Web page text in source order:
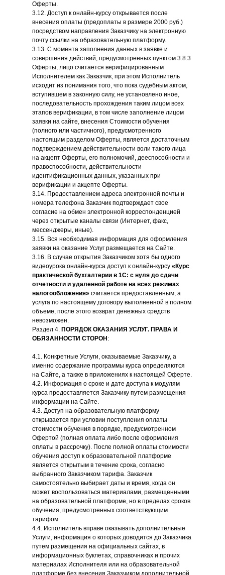
Оферты.
3.12. Доступ к онлайн-курсу открывается после
внесения оплаты (предоплаты в размере 2000 руб.)
посредством направления Заказчику на электронную
почту ссылки на образовательную платформу.
3.13. С момента заполнения данных в заявке и
совершения действий, предусмотренных пунктом 3.8.3
Оферты, лицо считается верифицированным
Исполнителем как Заказчик, при этом Исполнитель
исходит из понимания того, что пока судебным актом,
вступившем в законную силу, не установлено иное,
последовательность прохождения таким лицом всех
этапов верификации, в том числе заполнение лицом
заявки на сайте, внесения Стоимости обучения
(полного или частичного), предусмотренного
настоящим разделом Оферты, является достаточным
подтверждением действительности воли такого лица
на акцепт Оферты, его полномочий, дееспособности и
правоспособности, действительности
идентификационных данных, указанных при
верификации и акцепте Оферты.
3.14. Предоставлением адреса электронной почты и
номера телефона Заказчик подтверждает свое
согласие на обмен электронной корреспонденцией
через открытые каналы связи (Интернет, факс,
мессенджеры, иные).
3.15. Вся необходимая информация для оформления
заявки на оказание Услуг размещается на Сайте.
3.16. В случае открытия Заказчиком хотя бы одного
видеоурока онлайн-курса доступ к онлайн-курсу «Курс
практической бухгалтерии в 1С: с нуля до сдачи
отчетности и удаленной работе на всех режимах
налогообложения» считается предоставленным, а
услуга по настоящему договору выполненной в полном
объеме, после этого возврат денежных средств
невозможен.
Раздел 4. ПОРЯДОК ОКАЗАНИЯ УСЛУГ. ПРАВА И
ОБЯЗАННОСТИ СТОРОН :
4.1. Конкретные Услуги, оказываемые Заказчику, а
именно содержание программы курса определяются
на Сайте, а также в приложениях к настоящей Оферте.
4.2. Информация о сроке и дате доступа к модулям
курса предоставляется Заказчику путем размещения
информации на Сайте.
4.3. Доступ на образовательную платформу
открывается при условии поступления оплаты
стоимости обучения в порядке, предусмотренном
Офертой (полная оплата либо после оформления
оплаты в рассрочку). После полной оплаты стоимости
обучения доступ к образовательной платформе
является открытым в течение срока, согласно
выбранного Заказчиком тарифа. Заказчик
самостоятельно выбирает даты и время, когда он
может воспользоваться материалами, размещенными
на образовательной платформе, но в пределах сроков
обучения, предусмотренных соответствующим
тарифом.
4.4. Исполнитель вправе оказывать дополнительные
Услуги, информация о которых доводится до Заказчика
путем размещения на официальных сайтах, в
информационных буклетах, справочниках и прочих
материалах Исполнителя или на образовательной
платформе без внесения Заказчиком дополнительной